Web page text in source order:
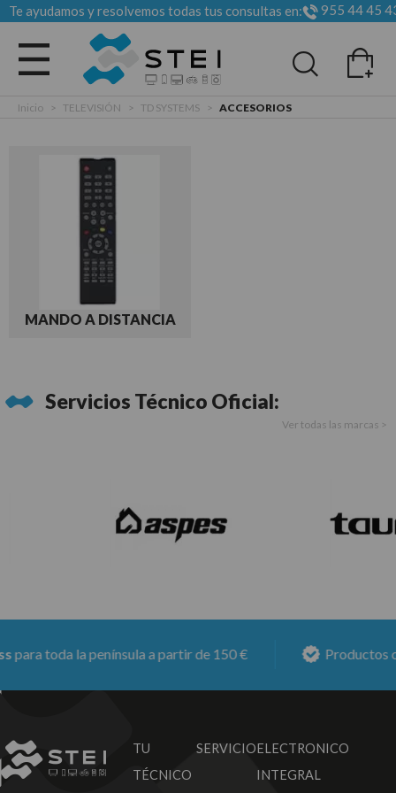
Te ayudamos y resolvemos todas tus consultas en: 955 44 45
Todas las categorias
Inicio > TELEVISIÓN > TD SYSTEMS > ACCESORIOS
MANDO A DISTANCIA
Servicios Técnico Oficial:
Ver todas las marcas >
toda la península a partir de 150 € Productos
TU SERVICIO
TÉCNICO
ELECTRONICO
INTEGRAL